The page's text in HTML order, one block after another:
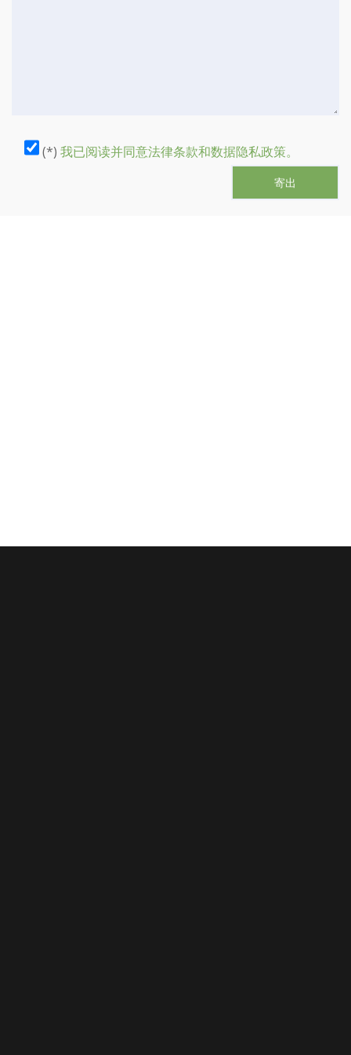
(*) 我已阅读并同意法律条款和数据隐私政策。